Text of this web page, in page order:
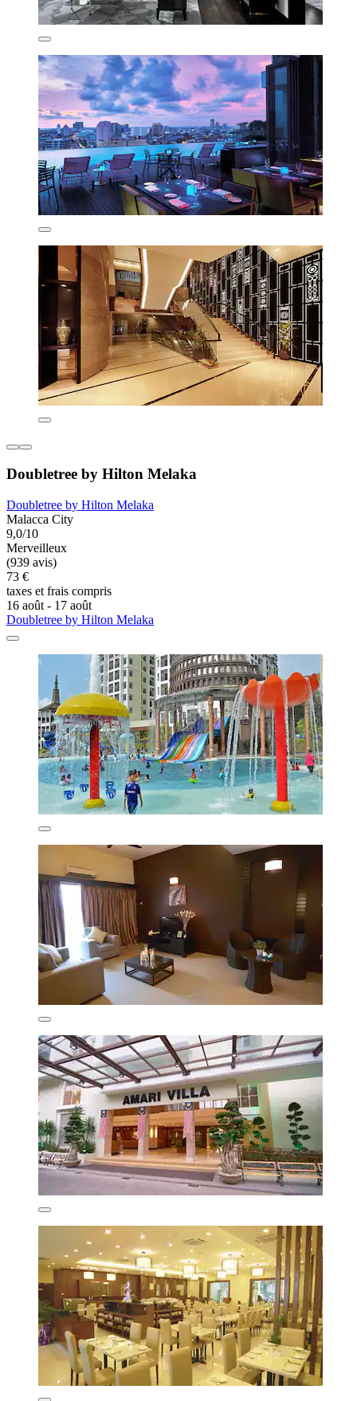
Doubletree by Hilton Melaka
Doubletree by Hilton Melaka
Malacca City
9,0/10
Merveilleux
(939 avis)
73 €
taxes et frais compris
16 août - 17 août
Doubletree by Hilton Melaka